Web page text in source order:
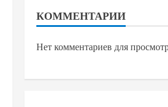
КОММЕНТАРИИ
Нет комментариев для